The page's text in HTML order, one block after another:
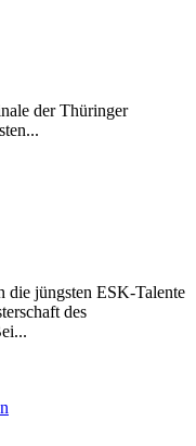
der Thüringer
die jüngsten ESK-Talente
des